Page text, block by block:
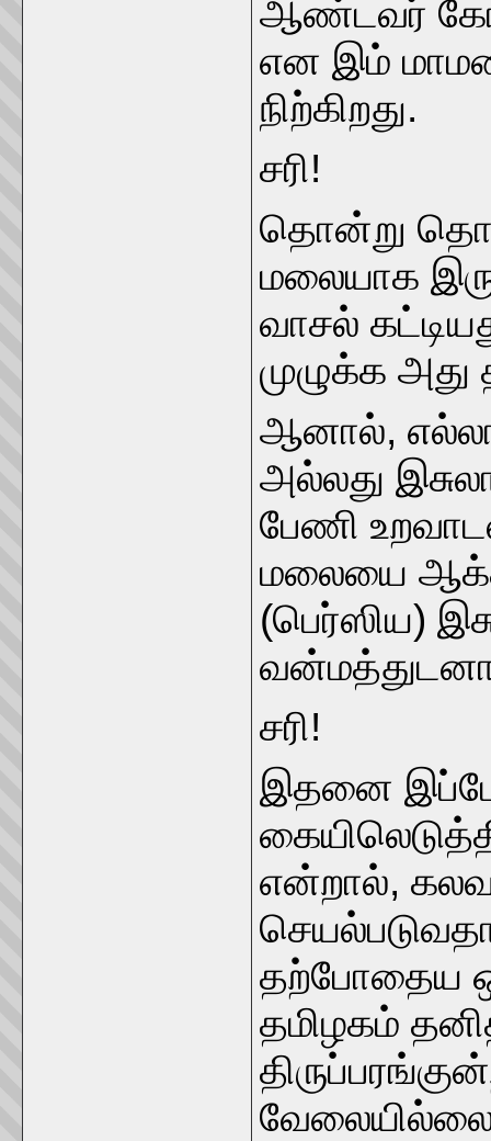
ஆண்டவர்
என இம்
நிற்கிறது.
சரி!
தொன்று
மலையாக
வாசல்
முழுக்க
ஆனால்,
அல்லது
பேணி
மலையை
(பெர்ஸிய)
சரி!
இதனை
என்றால்,
தற்போதைய
தமிழகம்